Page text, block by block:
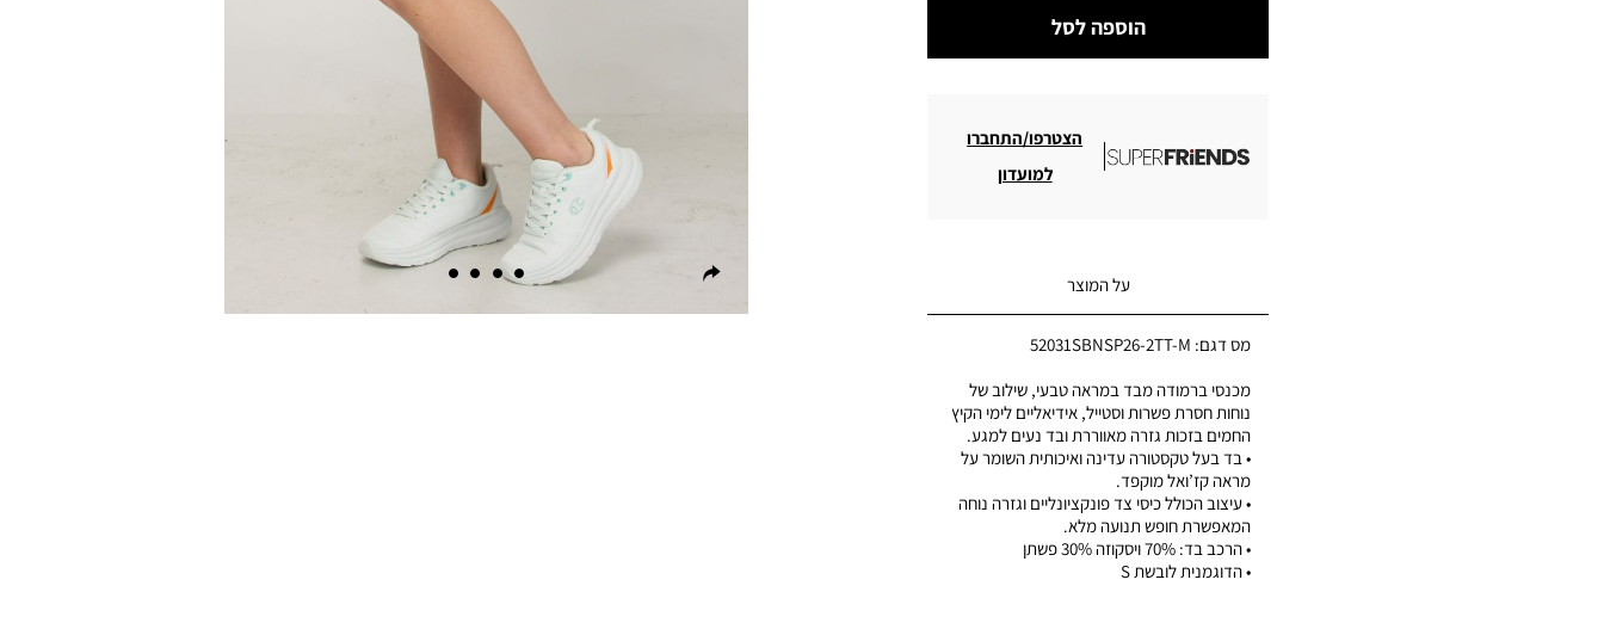
הוספה לסל
הצטרפו/התחברו
למועדון
על המוצר
מס דגם: 52031SBNSP26-2TT-M
מכנסי ברמודה מבד במראה טבעי, שילוב של
נוחות חסרת פשרות וסטייל, אידיאליים לימי הקיץ
החמים בזכות גזרה מאווררת ובד נעים למגע.
• בד בעל טקסטורה עדינה ואיכותית השומר על
מראה קז’ואל מוקפד.
• עיצוב הכולל כיסי צד פונקציונליים וגזרה נוחה
המאפשרת חופש תנועה מלא.
• הרכב בד: 70% ויסקוזה 30% פשתן
• הדוגמנית לובשת S